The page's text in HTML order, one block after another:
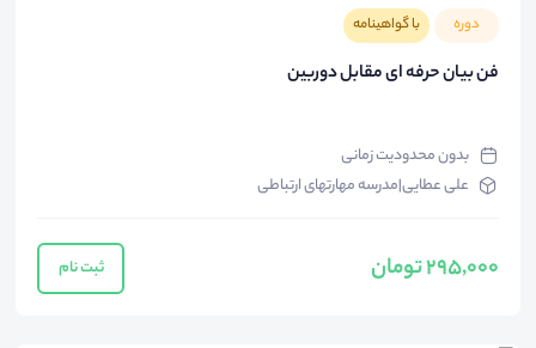
دوره با گواهینامه
فن بیان حرفه ای مقابل دوربین
بدون محدودیت زمانی
علی عطایی|مدرسه مهارتهای ارتباطی
295,000 تومان ثبت نام